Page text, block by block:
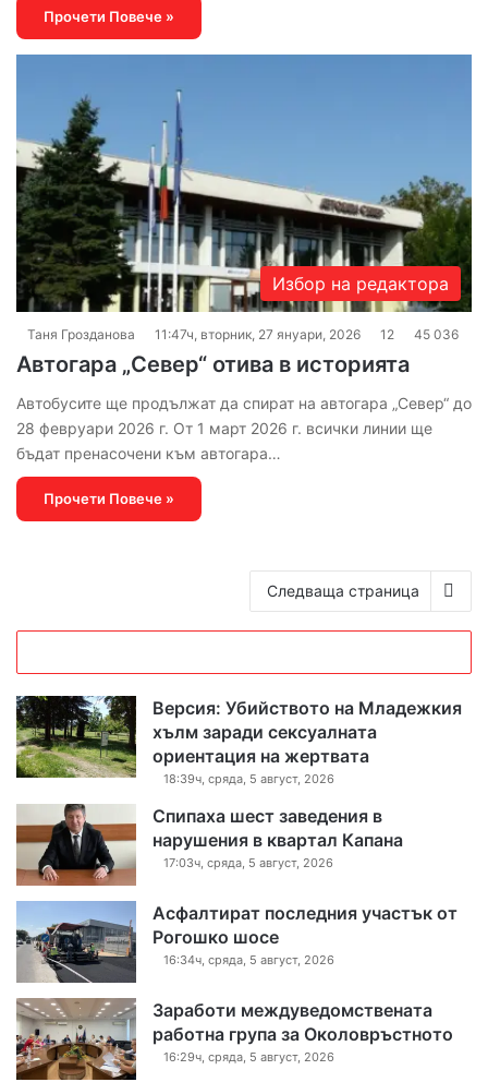
Прочети Повече »
Избор на редактора
Таня Грозданова 11:47ч, вторник, 27 януари, 2026 12 45 036
Автогара „Север“ отива в историята
Автобусите ще продължат да спират на автогара „Север“ до
28 февруари 2026 г. От 1 март 2026 г. всички линии ще
бъдат пренасочени към автогара…
Прочети Повече »
Следваща страница
Версия: Убийството на Младежкия
хълм заради сексуалната
ориентация на жертвата
18:39ч, сряда, 5 август, 2026
Спипаха шест заведения в
нарушения в квартал Капана
17:03ч, сряда, 5 август, 2026
Асфалтират последния участък от
Рогошко шосе
16:34ч, сряда, 5 август, 2026
Заработи междуведомствената
работна група за Околовръстното
16:29ч, сряда, 5 август, 2026